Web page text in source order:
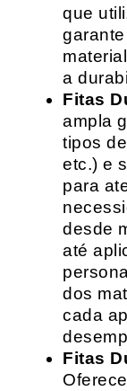
que
a
Fitas
ampla
tipos
etc.) e
para
desde
até
dos
cada
Fitas